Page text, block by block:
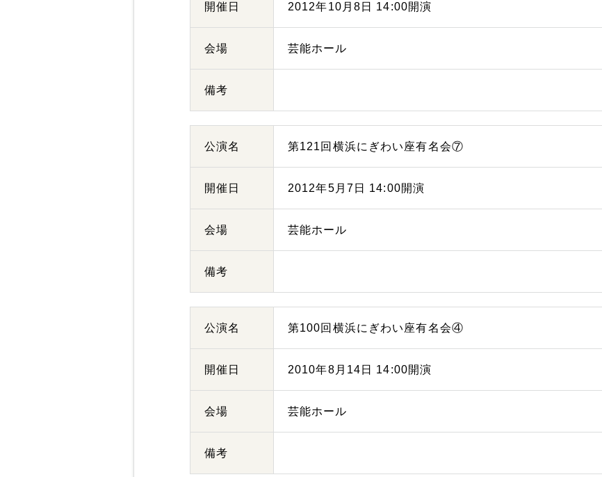
開催日 2012年10月8日 14:00開演
会場 芸能ホール
備考
公演名 第121回横浜にぎわい座有名会⑦
開催日 2012年5月7日 14:00開演
会場 芸能ホール
備考
公演名 第100回横浜にぎわい座有名会④
開催日 2010年8月14日 14:00開演
会場 芸能ホール
備考